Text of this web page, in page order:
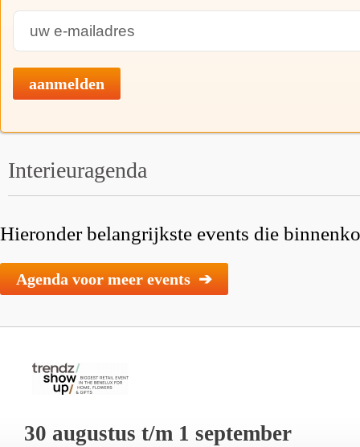
aanmelden
Interieuragenda
Hieronder belangrijkste events die
Agenda voor meer events ➔
30 augustus t/m 1 september